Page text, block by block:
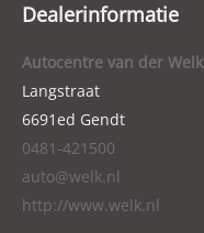
GVW
Wielbasis
Cilinderinhoud
Aantal cilinders
Kleur
Motorrijtuigenbelasting
Gewicht (leeg)
Dealerinformatie
Autocentre van der Welk
Langstraat
6691ed Gendt
0481-421500
auto@welk.nl
http://www.welk.nl